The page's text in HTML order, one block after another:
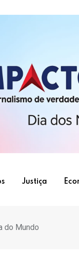
Justiça
do Mundo